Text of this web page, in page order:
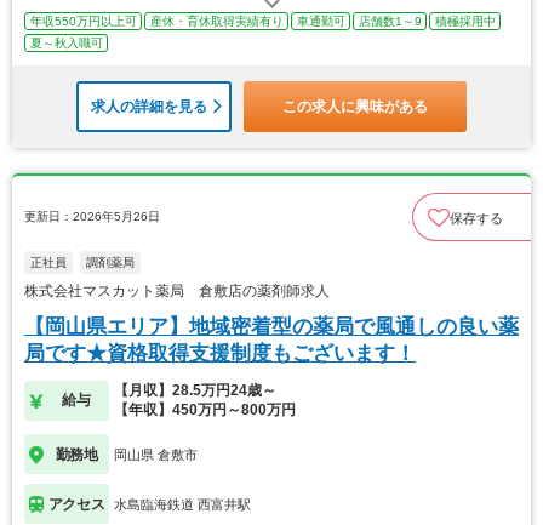
年収550万円以上可 産休・育休取得実績有り 車通勤可 店舗数1～9
積極採用中
夏～秋入職可
求人の詳細を見る この求人に興味がある
更新日：2026年5月26日 保存する
正社員 調剤薬局
株式会社マスカット薬局 倉敷店の薬剤師求人
【岡山県エリア】地域密着型の薬局で風通しの良い薬
局です★資格取得支援制度もございます！
給与
【月収】28.5万円24歳～
【年収】450万円～800万円
勤務地 岡山県 倉敷市
アクセス 水島臨海鉄道 西富井駅